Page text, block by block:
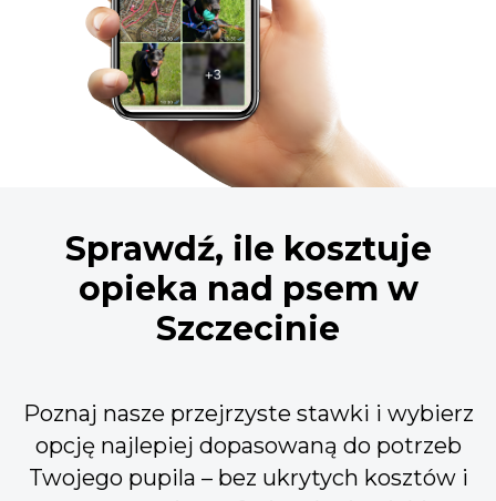
Sprawdź, ile kosztuje
opieka nad psem w
Szczecinie
Poznaj nasze przejrzyste stawki i wybierz
opcję najlepiej dopasowaną do potrzeb
Twojego pupila – bez ukrytych kosztów i